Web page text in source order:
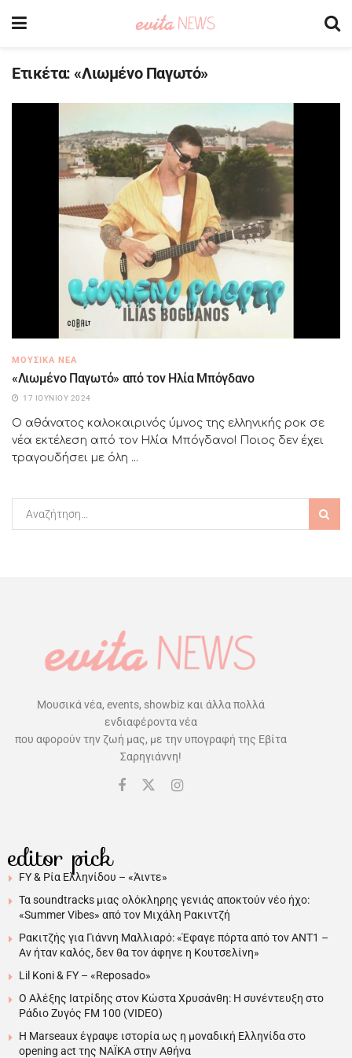
Ετικέτα: «Λιωμένο Παγωτό»
ΜΟΥΣΙΚΆ ΝΈΑ
«Λιωμένο Παγωτό» από τον Ηλία Μπόγδανο
17 ΙΟΥΝΊΟΥ 2024
Ο αθάνατος καλοκαιρινός ύμνος της ελληνικής ροκ σε
νέα εκτέλεση από τον Ηλία Μπόγδανο! Ποιος δεν έχει
τραγουδήσει με όλη ...
Μουσικά νέα, events, showbiz και άλλα πολλά
ενδιαφέροντα νέα
που αφορούν την ζωή μας, με την υπογραφή της Εβίτα
Σαρηγιάννη!
editor pick
FY & Ρία Ελληνίδου – «Άιντε»
Τα soundtracks μιας ολόκληρης γενιάς αποκτούν νέο ήχο:
«Summer Vibes» από τον Μιχάλη Ρακιντζή
Ρακιτζής για Γιάννη Μαλλιαρό: «Έφαγε πόρτα από τον ΑΝΤ1 –
Αν ήταν καλός, δεν θα τον άφηνε η Κουτσελίνη»
Lil Koni & FY – «Reposado»
Ο Αλέξης Ιατρίδης στον Κώστα Χρυσάνθη: Η συνέντευξη στο
Ράδιο Ζυγός FM 100 (VIDEO)
H Marseaux έγραψε ιστορία ως η μοναδική Ελληνίδα στο
opening act της NAÏKA στην Αθήνα